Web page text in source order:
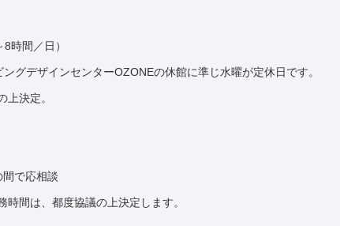
時間／日）
グデザインセンターOZONEの休館に準じ水曜が定休日です。
決定。
で応相談
間は、都度協議の上決定します。